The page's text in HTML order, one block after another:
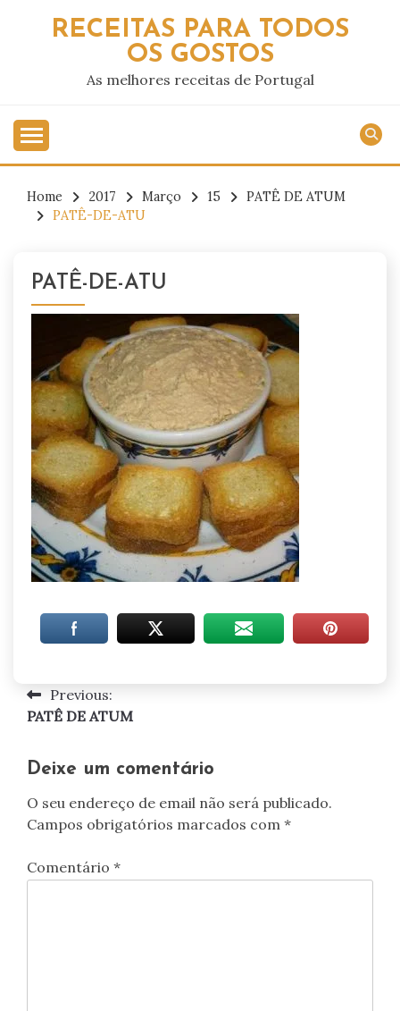
RECEITAS PARA TODOS
OS GOSTOS
As melhores receitas de Portugal
Home 2017 Março 15
PATÊ DE ATUM
PATÊ-DE-ATU
PATÊ-DE-ATU
Navegação
artigos
Previous:
PATÊ DE ATUM
Deixe um comentário
O seu endereço de email não será publicado.
Campos obrigatórios marcados com *
Comentário *